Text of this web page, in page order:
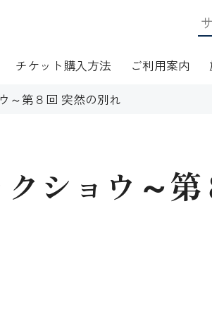
チケット購入方法 ご利用案内
クセス フロアマップ
施設資料
ワークショップ
～第８回 突然の別れ
ショウ～